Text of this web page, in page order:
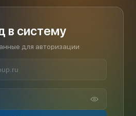
в систему
для авторизации